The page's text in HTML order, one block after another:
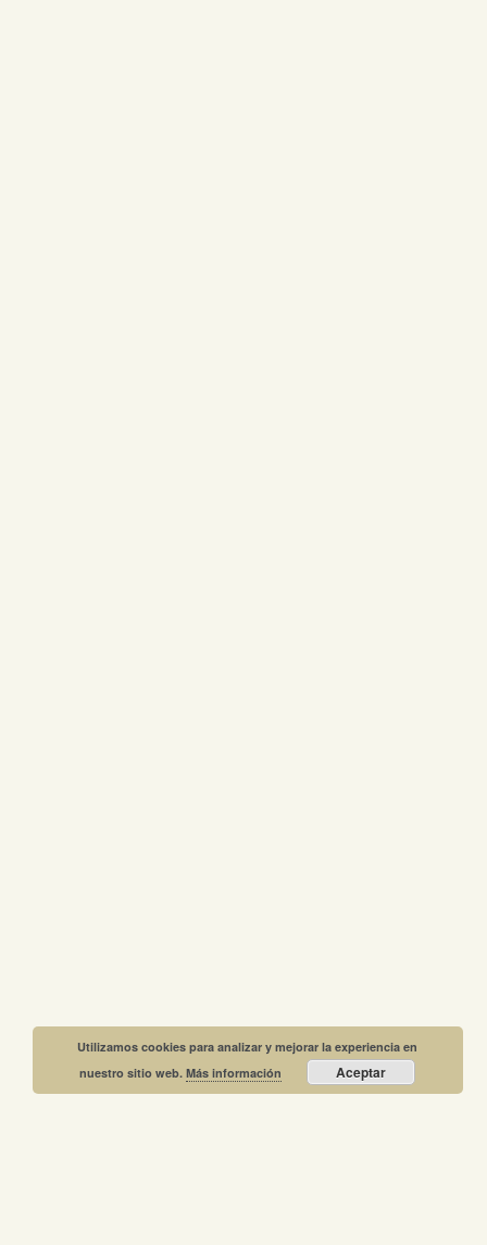
Utilizamos cookies para analizar y mejorar la experiencia en
nuestro sitio web.Más información Aceptar